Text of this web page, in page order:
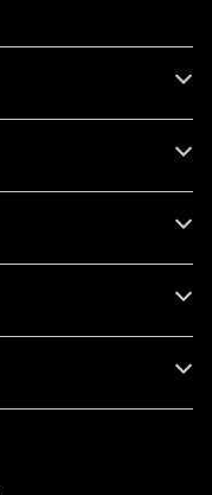
インショップでのご注文
穐楽終演後の発送処理